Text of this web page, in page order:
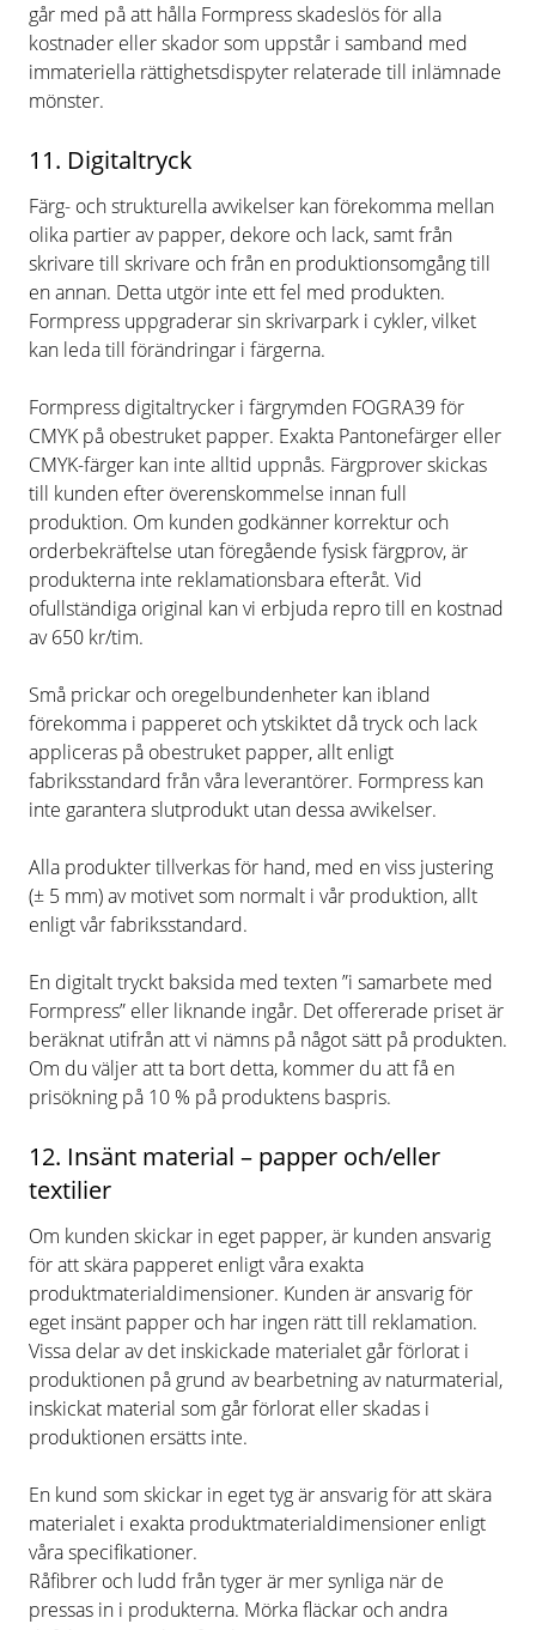
går med på att hålla Formpress skadeslös för alla
kostnader eller skador som uppstår i samband med
immateriella rättighetsdispyter relaterade till inlämnade
mönster.
11. Digitaltryck
Färg- och strukturella avvikelser kan förekomma mellan
olika partier av papper, dekore och lack, samt från
skrivare till skrivare och från en produktionsomgång till
en annan. Detta utgör inte ett fel med produkten.
Formpress uppgraderar sin skrivarpark i cykler, vilket
kan leda till förändringar i färgerna.
Formpress digitaltrycker i färgrymden FOGRA39 för
CMYK på obestruket papper. Exakta Pantonefärger eller
CMYK-färger kan inte alltid uppnås. Färgprover skickas
till kunden efter överenskommelse innan full
produktion. Om kunden godkänner korrektur och
orderbekräftelse utan föregående fysisk färgprov, är
produkterna inte reklamationsbara efteråt. Vid
ofullständiga original kan vi erbjuda repro till en kostnad
av 650 kr/tim.
Små prickar och oregelbundenheter kan ibland
förekomma i papperet och ytskiktet då tryck och lack
appliceras på obestruket papper, allt enligt
fabriksstandard från våra leverantörer. Formpress kan
inte garantera slutprodukt utan dessa avvikelser.
Alla produkter tillverkas för hand, med en viss justering
(± 5 mm) av motivet som normalt i vår produktion, allt
enligt vår fabriksstandard.
En digitalt tryckt baksida med texten ”i samarbete med
Formpress” eller liknande ingår. Det offererade priset är
beräknat utifrån att vi nämns på något sätt på produkten.
Om du väljer att ta bort detta, kommer du att få en
prisökning på 10 % på produktens baspris.
12. Insänt material – papper och/eller
textilier
Om kunden skickar in eget papper, är kunden ansvarig
för att skära papperet enligt våra exakta
produktmaterialdimensioner. Kunden är ansvarig för
eget insänt papper och har ingen rätt till reklamation.
Vissa delar av det inskickade materialet går förlorat i
produktionen på grund av bearbetning av naturmaterial,
inskickat material som går förlorat eller skadas i
produktionen ersätts inte.
En kund som skickar in eget tyg är ansvarig för att skära
materialet i exakta produktmaterialdimensioner enligt
våra specifikationer.
Råfibrer och ludd från tyger är mer synliga när de
pressas in i produkterna. Mörka fläckar och andra